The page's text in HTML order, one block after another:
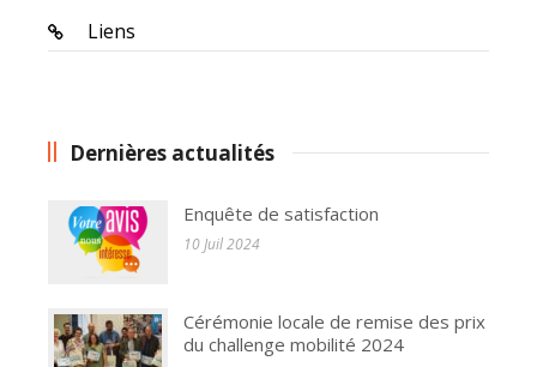
Liens
Dernières actualités
Enquête de satisfaction
10 Juil 2024
Cérémonie locale de remise des prix
du challenge mobilité 2024